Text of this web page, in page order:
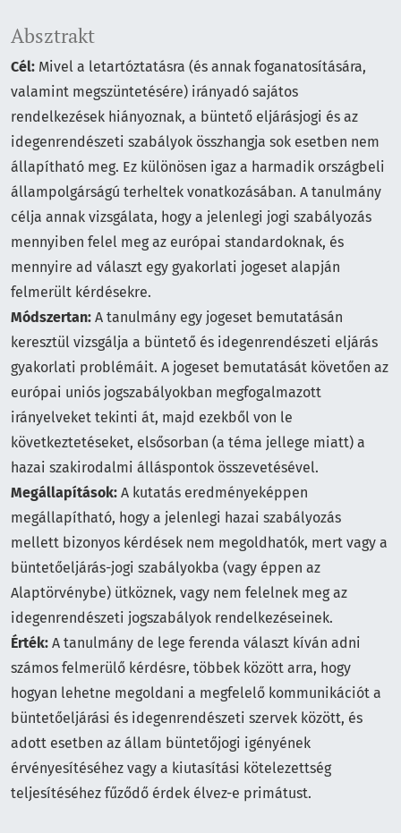
Absztrakt
Cél: Mivel a letartóztatásra (és annak foganatosítására,
valamint megszüntetésére) irányadó sajátos
rendelkezések hiányoznak, a büntető eljárásjogi és az
idegenrendészeti szabályok összhangja sok esetben nem
állapítható meg. Ez különösen igaz a harmadik országbeli
állampolgárságú terheltek vonatkozásában. A tanulmány
célja annak vizsgálata, hogy a jelenlegi jogi szabályozás
mennyiben felel meg az európai standardoknak, és
mennyire ad választ egy gyakorlati jogeset alapján
felmerült kérdésekre.
Módszertan: A tanulmány egy jogeset bemutatásán
keresztül vizsgálja a büntető és idegenrendészeti eljárás
gyakorlati problémáit. A jogeset bemutatását követően az
európai uniós jogszabályokban megfogalmazott
irányelveket tekinti át, majd ezekből von le
következtetéseket, elsősorban (a téma jellege miatt) a
hazai szakirodalmi álláspontok összevetésével.
Megállapítások: A kutatás eredményeképpen
megállapítható, hogy a jelenlegi hazai szabályozás
mellett bizonyos kérdések nem megoldhatók, mert vagy a
büntetőeljárás-jogi szabályokba (vagy éppen az
Alaptörvénybe) ütköznek, vagy nem felelnek meg az
idegenrendészeti jogszabályok rendelkezéseinek.
Érték: A tanulmány de lege ferenda választ kíván adni
számos felmerülő kérdésre, többek között arra, hogy
hogyan lehetne megoldani a megfelelő kommunikációt a
büntetőeljárási és idegenrendészeti szervek között, és
adott esetben az állam büntetőjogi igényének
érvényesítéséhez vagy a kiutasítási kötelezettség
teljesítéséhez fűződő érdek élvez-e primátust.